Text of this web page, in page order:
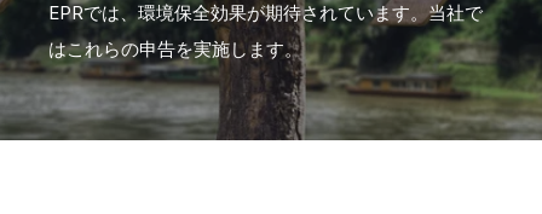
EPRでは、環境保全効果が期待されています。当社で
はこれらの申告を実施します。